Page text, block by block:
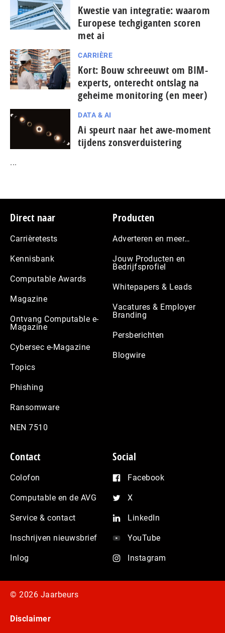
Kwestie van integratie: waarom
Europese tech­gi­gan­ten scoren
met ai
CARRIÈRE
Kort: Bouw schreeuwt om BIM-
experts, onterecht ontslag na
geheime monitoring (en meer)
DATA & AI
Ai speurt naar het awe-moment
tijdens zonsverduistering
...
Footer
Direct naar
Carrièretests
Kennisbank
Computable Awards
Magazine
Ontvang Computable e-
Magazine
Cybersec e-Magazine
Topics
Phishing
Ransomware
NEN 7510
Producten
Adverteren en meer…
Jouw Producten en
Bedrijfsprofiel
Whitepapers & Leads
Vacatures & Employer
Branding
Persberichten
Blogwire
Contact
Colofon
Computable en de AVG
Service & contact
Inschrijven nieuwsbrief
Inlog
Social
Facebook
X
LinkedIn
YouTube
Instagram
© 2026 Jaarbeurs
Disclaimer